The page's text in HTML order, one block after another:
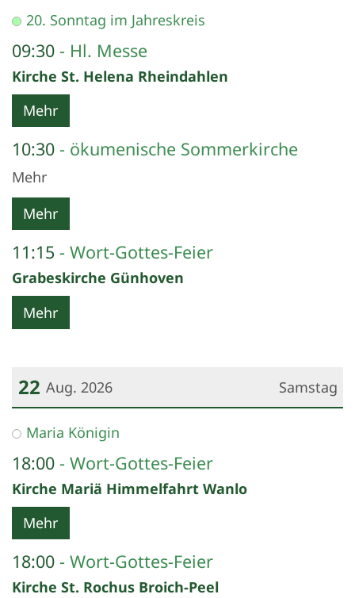
Datum: 16. August 2026
20. Sonntag im Jahreskreis
09:30 Hl. Messe
Kirche St. Helena Rheindahlen
Mehr
10:30 ökumenische Sommerkirche
Mehr
Mehr
11:15 Wort-Gottes-Feier
Grabeskirche Günhoven
Mehr
Samstag
22 Aug. 2026
Datum: 22. August 2026
Maria Königin
18:00 Wort-Gottes-Feier
Kirche Mariä Himmelfahrt Wanlo
Mehr
18:00 Wort-Gottes-Feier
Kirche St. Rochus Broich-Peel